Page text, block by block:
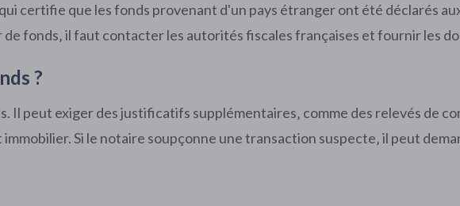
certifie que les fonds provenant d'un pays étranger ont été déclarés
fonds‚ il faut contacter les autorités fiscales françaises et fournir les
?
peut exiger des justificatifs supplémentaires‚ comme des relevés de
Si le notaire soupçonne une transaction suspecte‚ il peut